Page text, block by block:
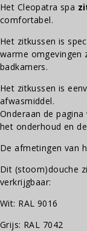
Het Cleopatra spa
comfortabel.
Het zitkussen is
warme omgevingen
badkamers.
Het zitkussen is
afwasmiddel.
Onderaan de
het onderhoud en
De afmetingen van
Dit (stoom)douche
verkrijgbaar:
Wit: RAL 9016
Grijs: RAL 7042